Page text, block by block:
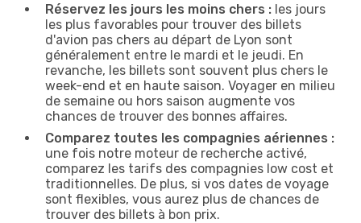
Réservez les jours les moins chers : les jours
les plus favorables pour trouver des billets
d'avion pas chers au départ de Lyon sont
généralement entre le mardi et le jeudi. En
revanche, les billets sont souvent plus chers le
week-end et en haute saison. Voyager en milieu
de semaine ou hors saison augmente vos
chances de trouver des bonnes affaires.
Comparez toutes les compagnies aériennes :
une fois notre moteur de recherche activé,
comparez les tarifs des compagnies low cost et
traditionnelles. De plus, si vos dates de voyage
sont flexibles, vous aurez plus de chances de
trouver des billets à bon prix.